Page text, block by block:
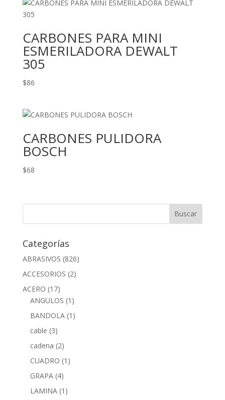
CARBONES PARA MINI
ESMERILADORA DEWALT
305
$86
CARBONES PULIDORA
BOSCH
$68
Categorías
ABRASIVOS (826)
ACCESORIOS (2)
ACERO (17)
ANGULOS (1)
BANDOLA (1)
cable (3)
cadena (2)
CUADRO (1)
GRAPA (4)
LAMINA (1)